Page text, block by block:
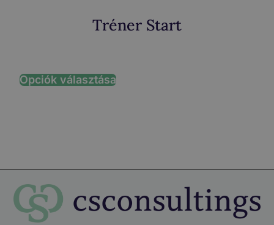
Tréner Start
Opciók választása